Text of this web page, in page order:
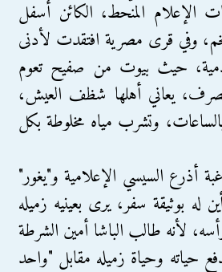
الإعلام المنحط، الكائن أسفل
وفي قرى مصرية افتقدت لأدنى
حيث بيوت من صفيح تعوم
يعاني أهلها شظف العيش،
وتشرب مياه مخلوطة بكل
أذرع السيسي الإعلامية و"يغور"
بوثيقة سفر، يرى بعينيه زميله
لأنه طالب الباشا أمين الشرطة
حياته وحياة زميله مقابل "واحد